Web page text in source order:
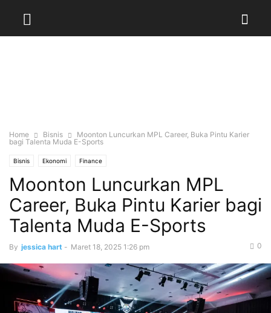
Home Bisnis
Moonton Luncurkan MPL Career, Buka Pintu Karier
bagi Talenta Muda E-Sports
Bisnis Ekonomi Finance
Moonton Luncurkan MPL
Career, Buka Pintu Karier bagi
Talenta Muda E-Sports
By jessica hart - Maret 18, 2025 1:26 pm 0